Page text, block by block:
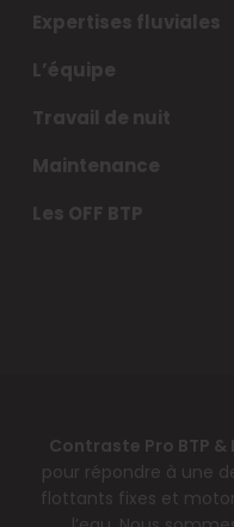
Expertises fluviales
L’équipe
Travail de nuit
Maintenance
Les OFF BTP
Contraste Pro BTP &
pour répondre à une
flottants fixes et